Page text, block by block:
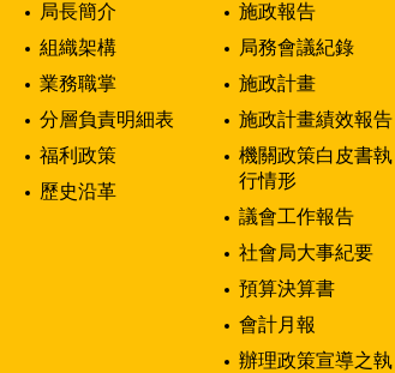
局長簡介
組織架構
業務職掌
分層負責明細表
福利政策
歷史沿革
施政報告
局務會議紀錄
施政計畫
施政計畫績效報告
機關政策白皮書執
行情形
議會工作報告
社會局大事紀要
預算決算書
會計月報
辦理政策宣導之執